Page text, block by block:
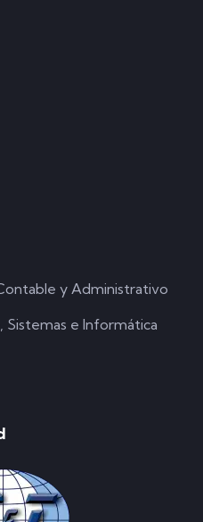
y Administrativo
Sistemas e Informática